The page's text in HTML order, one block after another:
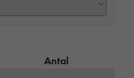
Antal